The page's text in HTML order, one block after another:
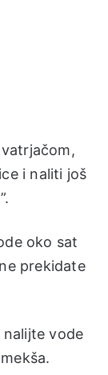
i naliti još
oko sat
prekidate
nalijte vode